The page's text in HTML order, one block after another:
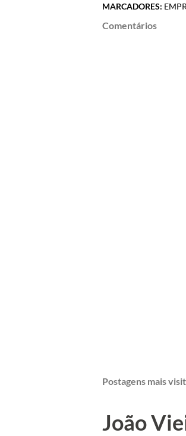
MARCADORES:
Comentários
Postagens mais
João